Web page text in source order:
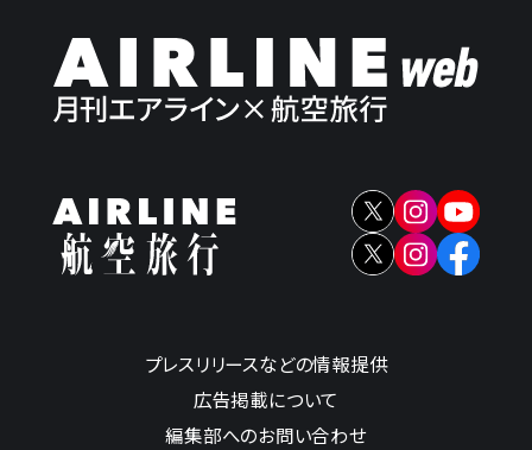
プレスリリースなどの情報提供
広告掲載について
編集部へのお問い合わせ